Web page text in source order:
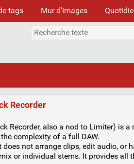
tags Mur d'images
Recorder
Recorder, also a nod to Limiter) is
complexity of a full DAW.
does not arrange clips, edit audio,
or individual stems. It provides